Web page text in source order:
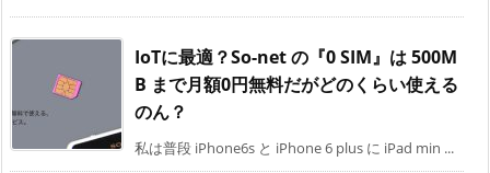
IoTに最適？So-net の『0 SIM』は 500M
B まで月額0円無料だがどのくらい使える
のん？
私は普段 iPhone6s と iPhone 6 plus に iPad min ...